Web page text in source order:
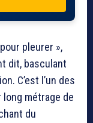
pleurer »,
dit, basculant
C’est l’un des
long métrage de
du